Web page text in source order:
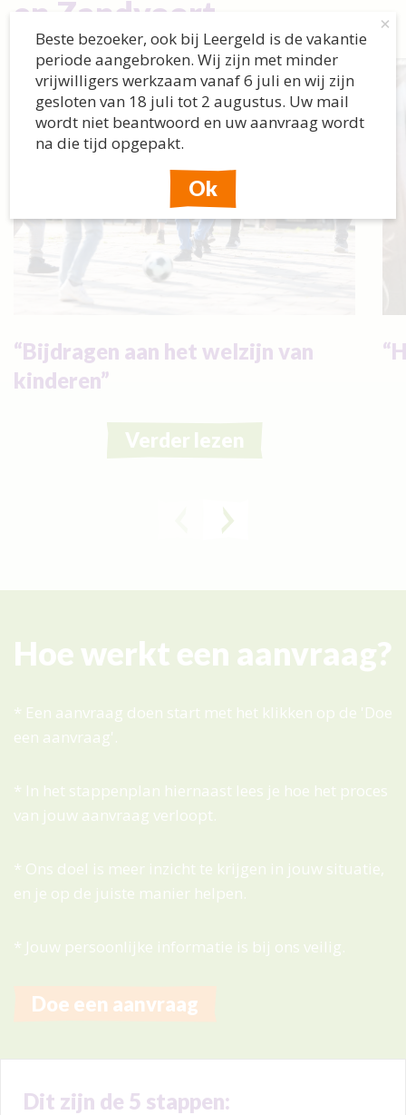
en Zandvoort
Bijdragen aan het welzijn van
kinderen
Verder lezen
Hoe werkt een aanvraag?
* Een aanvraag doen start met het klikken op de 'Doe
een aanvraag'.
* In het stappenplan hiernaast lees je hoe het proces
van jouw aanvraag verloopt.
* Ons doel is meer inzicht te krijgen in jouw situatie,
en je op de juiste manier helpen.
* Jouw persoonlijke informatie is bij ons veilig.
Doe een aanvraag
Dit zijn de 5 stappen:
×
Beste bezoeker, ook bij Leergeld is de vakantie
periode aangebroken. Wij zijn met minder
vrijwilligers werkzaam vanaf 6 juli en wij zijn
gesloten van 18 juli tot 2 augustus. Uw mail
wordt niet beantwoord en uw aanvraag wordt
na die tijd opgepakt.
Ok